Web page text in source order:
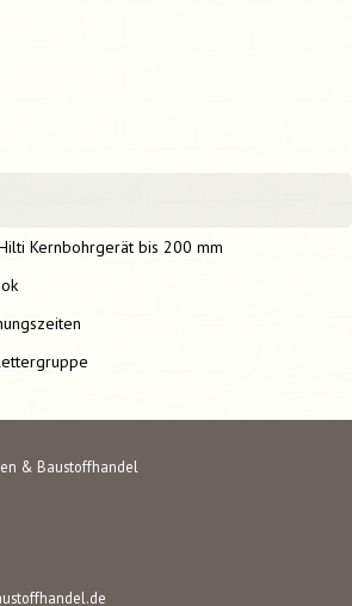
Kernbohrgerät bis 200 mm
& Baustoffhandel